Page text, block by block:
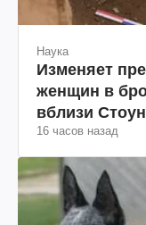
Наука
Изменяет
женщин в
вблизи
(фото)
16 часов назад